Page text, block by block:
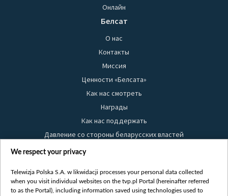
Онлайн
Белсат
О нас
Контакты
Миссия
Ценности «Белсата»
Как нас смотреть
Награды
Как нас поддержать
Давление со стороны беларусских властей
Правила использования материалов
Безопасность
Youtube
We respect your privacy
Telewizja Polska S.A. w likwidacji processes your personal data collected
when you visit individual websites on the tvp.pl Portal (hereinafter referred
to as the Portal), including information saved using technologies used to